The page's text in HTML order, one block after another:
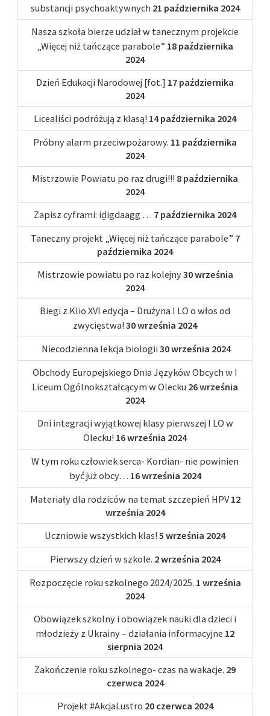
substancji psychoaktywnych 21 października 2024
Nasza szkoła bierze udział w tanecznym projekcie
„Więcej niż tańczące parabole” 18 października
2024
Dzień Edukacji Narodowej [fot.] 17 października
2024
Licealiści podróżują z klasą! 14 października 2024
Próbny alarm przeciwpożarowy. 11 października
2024
Mistrzowie Powiatu po raz drugi!!! 8 października
2024
Zapisz cyframi: iḏigdaagg … 7 października 2024
Taneczny projekt „Więcej niż tańczące parabole” 7
października 2024
Mistrzowie powiatu po raz kolejny30 września
2024
Biegi z Klio XVI edycja – Drużyna I LO o włos od
zwycięstwa! 30 września 2024
Niecodzienna lekcja biologii 30 września 2024
Obchody Europejskiego Dnia Języków Obcych w I
Liceum Ogólnokształcącym w Olecku 26 września
2024
Dni integracji wyjątkowej klasy pierwszej I LO w
Olecku! 16 września 2024
W tym roku człowiek serca- Kordian- nie powinien
być już obcy… 16 września 2024
Materiały dla rodziców na temat szczepień HPV 12
września 2024
Uczniowie wszystkich klas! 5 września 2024
Pierwszy dzień w szkole. 2 września 2024
Rozpoczęcie roku szkolnego 2024/2025. 1 września
2024
Obowiązek szkolny i obowiązek nauki dla dzieci i
młodzieży z Ukrainy – działania informacyjne 12
sierpnia 2024
Zakończenie roku szkolnego- czas na wakacje. 29
czerwca 2024
Projekt #AkcjaLustro 20 czerwca 2024